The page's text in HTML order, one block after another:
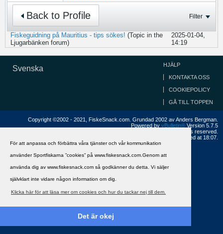
För att anpassa och förbättra våra tjänster och vår kommunikation
använder Sportfiskarna ”cookies” på www.fiskesnack.com.Genom att
använda dig av www.fiskesnack.com så godkänner du detta. Vi säljer
självklart inte vidare någon information om dig.
Klicka här för att läsa mer om cookies och hur du tackar nej till dem.
Det är okej
Back to Profile Filter
Fiskeguidning på Mauritius - tips sökes! (Topic in the
Ljugarbänkenforum)
2025-01-04,
14:19
Svenska HJÄLP
KONTAKTA OSS
COOKIEPOLICY
GÅ TILL TOPPEN
Copyright ©2002 - 2021, FiskeSnack.com. Grundad 2002 av Anders Bergman.
Powered by vBulletin® Version 5.7.5
Copyright © 2026 MH Sub I, LLC dba vBulletin. All rights reserved.
All times are GMT+1. This page was generated at 18:07.